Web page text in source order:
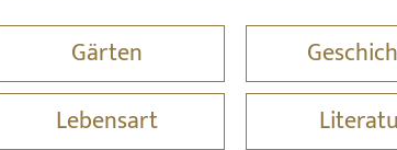
Gärten
Lebensart